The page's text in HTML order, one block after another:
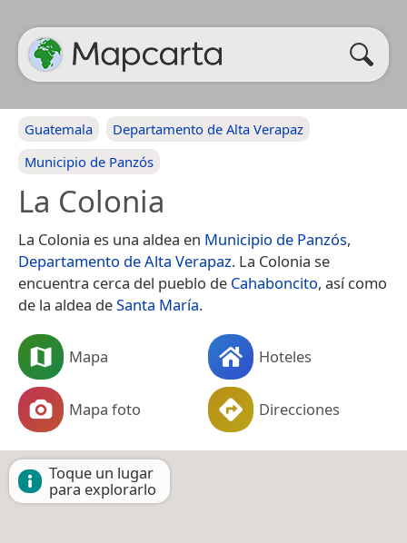
Guatemala
Departamento de Alta Verapaz
Municipio de Panzós
La Colonia
La Colonia es una aldea en Municipio de Panzós,
Departamento de Alta Verapaz. La Colonia se
encuentra cerca del pueblo de Cahaboncito, así como
de la aldea deSanta María.
Mapa Hoteles
Mapa foto Direcciones
Toque un lugar
para explorarlo